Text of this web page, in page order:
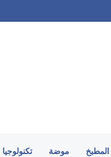
المطبخ موضة تكنولوجيا